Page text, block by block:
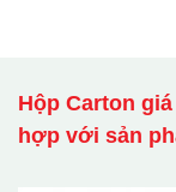
Hộp Carton
hợp với sản